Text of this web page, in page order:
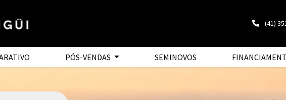
(41)
PÓS-VENDAS SEMINOVOS